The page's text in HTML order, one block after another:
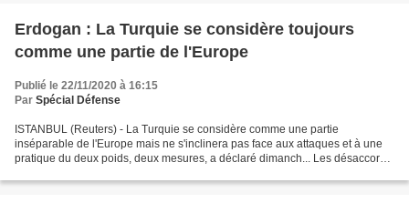
Erdogan : La Turquie se considère toujours
comme une partie de l'Europe
Publié le 22/11/2020 à 16:15
Par Spécial Défense
ISTANBUL (Reuters) - La Turquie se considère comme une partie
inséparable de l'Europe mais ne s'inclinera pas face aux attaques et à une
pratique du deux poids, deux mesures, a déclaré dimanch... Les désaccords